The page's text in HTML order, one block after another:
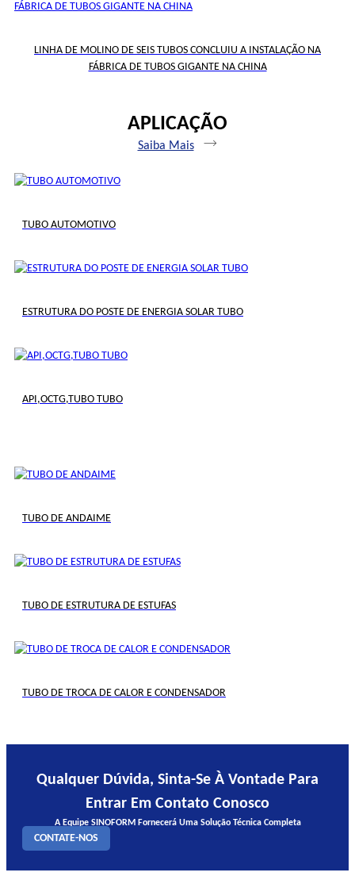
LINHA DE MOLINO DE SEIS TUBOS CONCLUIU A INSTALAÇÃO NA
FÁBRICA DE TUBOS GIGANTE NA CHINA
APLICAÇÃO
Saiba Mais
TUBO AUTOMOTIVO
ESTRUTURA DO POSTE DE ENERGIA SOLAR TUBO
API,OCTG,TUBO TUBO
TUBO DE ANDAIME
TUBO DE ESTRUTURA DE ESTUFAS
TUBO DE TROCA DE CALOR E CONDENSADOR
Qualquer Dúvida, Sinta-Se À Vontade Para
Entrar Em Contato Conosco
A Equipe SINOFORM Fornecerá Uma Solução Técnica Completa
CONTATE-NOS